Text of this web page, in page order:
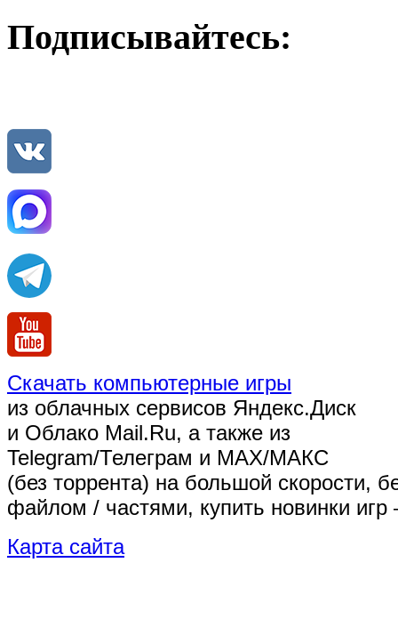
Подписывайтесь:
Скачать компьютерные игры
из облачных сервисов Яндекс.Диск
и Облако Mail.Ru, а также из
Telegram/Телеграм и MAX/МАКС
(без торрента) на большой скорости,
файлом / частями, купить новинки
Карта сайта